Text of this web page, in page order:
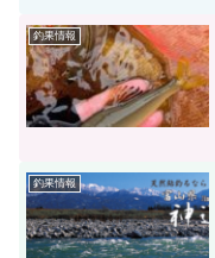
釣果情報
釣果情報